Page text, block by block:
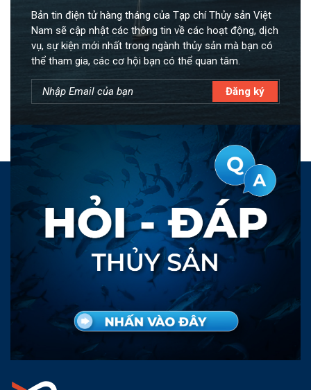
Bản tin điện tử hàng tháng của Tạp chí Thủy sản Việt
Nam sẽ cập nhật các thông tin về các hoạt động, dịch
vụ, sự kiện mới nhất trong ngành thủy sản mà bạn có
thể tham gia, các cơ hội bạn có thể quan tâm.